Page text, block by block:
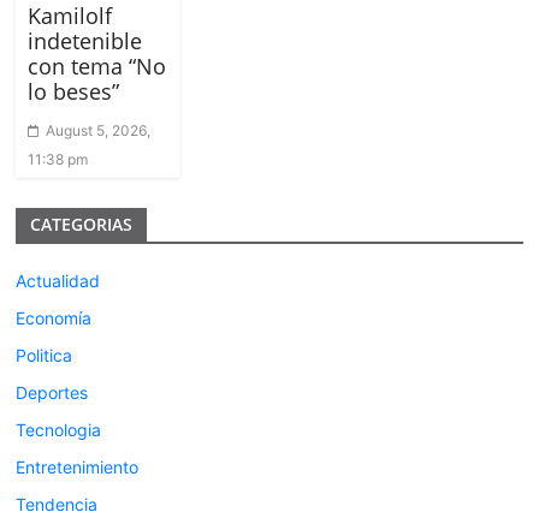
Kamilolf
indetenible
con tema “No
lo beses”
August 5, 2026,
11:38 pm
CATEGORIAS
Actualidad
Economía
Politica
Deportes
Tecnologia
Entretenimiento
Tendencia